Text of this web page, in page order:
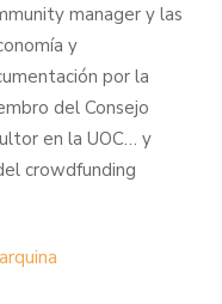
manager y las
y
por la
del Consejo
en la UOC… y
crowdfunding